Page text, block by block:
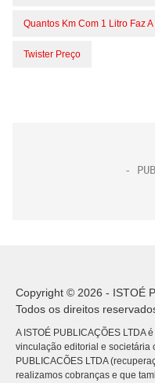
Quantos Km Com 1 Litro Faz A
Twister Preço
Copyright © 2026 - ISTOÉ
Todos os direitos
A ISTOÉ PUBLICAÇÕES LTDA
vinculação editorial e societária
PUBLICACÕES LTDA
realizamos cobranças e que